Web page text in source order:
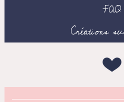
FAQ
Créations